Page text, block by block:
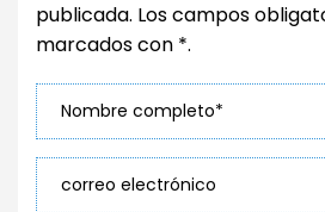
publicada. Los campos
marcados con *.